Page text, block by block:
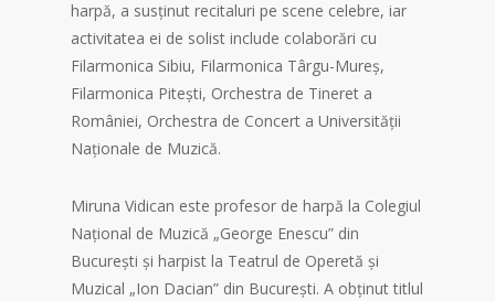
harpă, a susținut recitaluri pe scene celebre, iar
activitatea ei de solist include colaborări cu
Filarmonica Sibiu, Filarmonica Târgu-Mureș,
Filarmonica Pitești, Orchestra de Tineret a
României, Orchestra de Concert a Universității
Naționale de Muzică.
Miruna Vidican este profesor de harpă la Colegiul
Național de Muzică „George Enescu” din
București și harpist la Teatrul de Operetă și
Muzical „Ion Dacian” din București. A obținut titlul